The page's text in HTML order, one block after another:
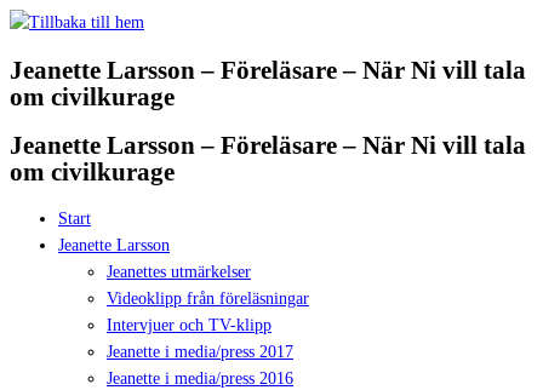
Hoppa
innehåll
Jeanette Larsson – Föreläsare – När Ni vill tala
om civilkurage
Jeanette Larsson – Föreläsare – När Ni vill tala
om civilkurage
Start
Jeanette Larsson
Jeanettes utmärkelser
Videoklipp från föreläsningar
Intervjuer och TV-klipp
Jeanette i media/press 2017
Jeanette i media/press 2016